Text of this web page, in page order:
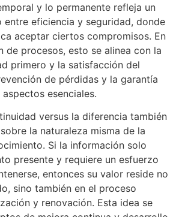
y lo permanente refleja un
entre eficiencia y seguridad, donde
aceptar ciertos compromisos. En
de procesos, esto se alinea con la
primero y la satisfacción del
de pérdidas y la garantía
esenciales.
versus la diferencia también
la naturaleza misma de la
Si la información solo
presente y requiere un esfuerzo
entonces su valor reside no
sino también en el proceso
y renovación. Esta idea se